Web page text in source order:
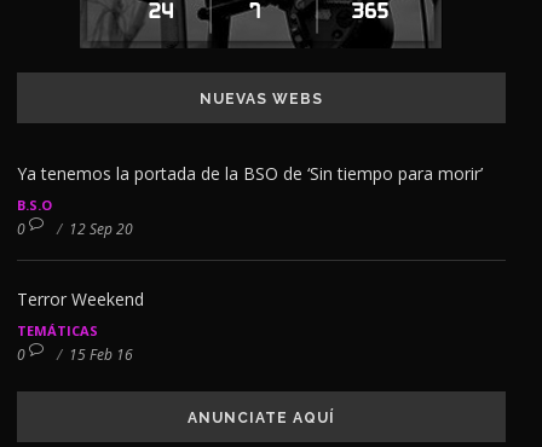
NUEVAS WEBS
Ya tenemos la portada de la BSO de ‘Sin tiempo para morir’
B.S.O
0 / 12 Sep 20
Terror Weekend
TEMÁTICAS
0 / 15 Feb 16
ANUNCIATE AQUÍ